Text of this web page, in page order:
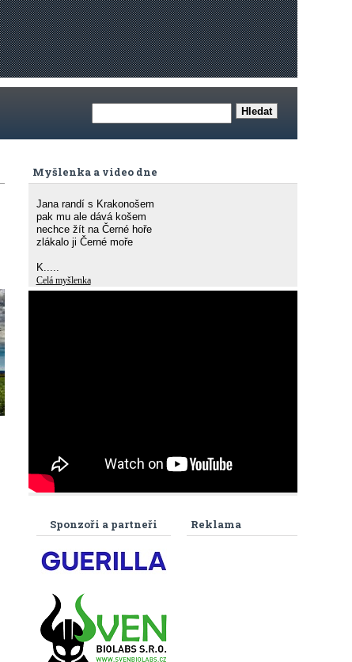
Myšlenka a video dne
Jana randí s Krakonošem
pak mu ale dává košem
nechce žít na Černé hoře
zlákalo ji Černé moře
K.....
Celá myšlenka
Reklama
Sponzoři a partneři